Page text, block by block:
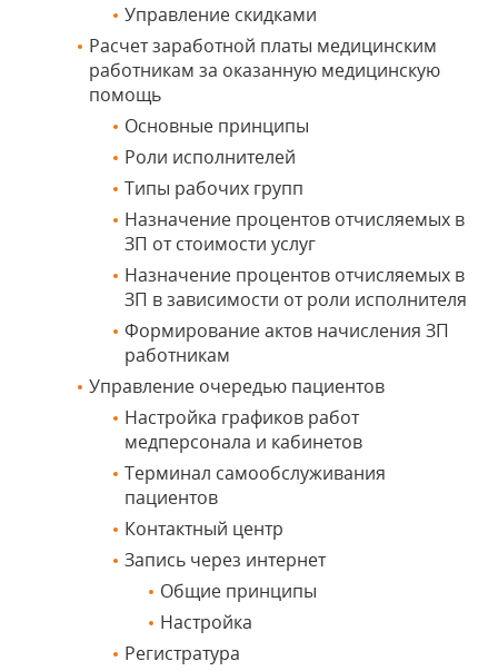
Управление скидками
Расчет заработной платы медицинским
работникам за оказанную медицинскую
помощь
Основные принципы
Роли исполнителей
Типы рабочих групп
Назначение процентов отчисляемых в
ЗП от стоимости услуг
Назначение процентов отчисляемых в
ЗП в зависимости от роли исполнителя
Формирование актов начисления ЗП
работникам
Управление очередью пациентов
Настройка графиков работ
медперсонала и кабинетов
Терминал самообслуживания
пациентов
Контактный центр
Запись через интернет
Общие принципы
Настройка
Регистратура